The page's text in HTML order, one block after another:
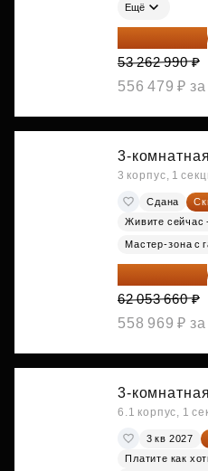
Ещё
41 012 502 ₽
53 262 990 ₽
556 479 ₽ за
3-
3 корпус, 1
Сдана
Живите сейчас
Мастер-зона с
42 817 025 ₽
62 053 660 ₽
558 969 ₽ за
3-
6.1 корпус, 1
3 кв 2027
Платите как